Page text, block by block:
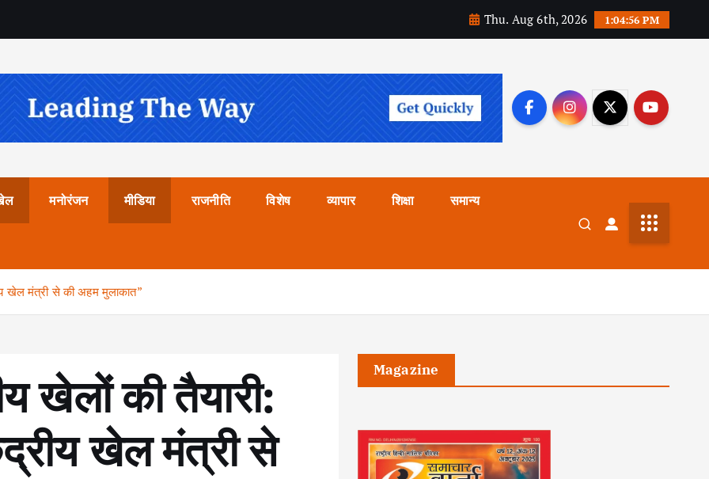
Thu. Aug 6th, 2026 1:04:58 PM
मनोरंजन मीडिया राजनीति विशेष व्यापार शिक्षा समान्य
खेल मंत्री से की अहम मुलाकात”
खेलों की तैयारी:
खेल मंत्री से
Magazine